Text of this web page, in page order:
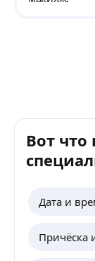
Вот что
Дата и
Причёска